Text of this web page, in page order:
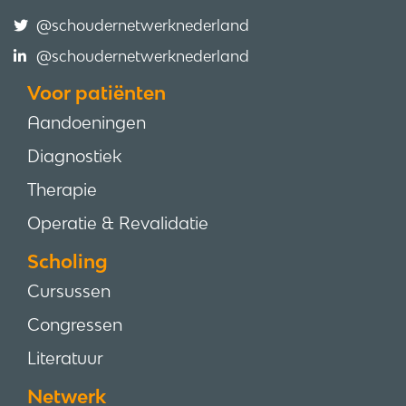
@schoudernetwerknederland
@schoudernetwerknederland
Voor patiënten
Aandoeningen
Diagnostiek
Therapie
Operatie & Revalidatie
Scholing
Cursussen
Congressen
Literatuur
Netwerk